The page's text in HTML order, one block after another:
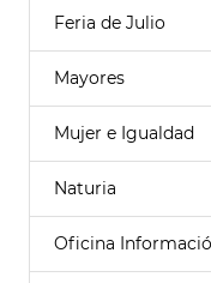
Feria de Julio
Mayores
Mujer e Igualdad
Naturia
Oficina